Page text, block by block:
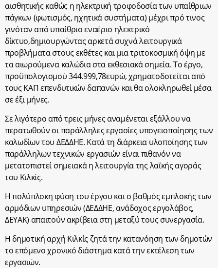
αισθητικής καθώς η ηλεκτρική τροφοδοσία των υπαίθριων
πάγκων (φωτισμός, ηχητικά συστήματα) μέχρι πρό τινος
γινόταν από υπαίθριο εναέριο ηλεκτρικό
δίκτυο,δημιουργώντας αρκετά συχνά λειτουργικά
προβλήματα στους εκθέτες και μια τριτοκοσμική όψη με
τα αιωρούμενα καλώδια στα εκθεσιακά σημεία. Το έργο,
προϋπολογισμού 344.999,78ευρώ, χρηματοδοτείται από
τους ΚΑΠ επενδυτικών δαπανών και θα ολοκληρωθεί μέσα
σε έξι μήνες.
Σε λιγότερο από τρεις μήνες αναμένεται εξάλλου να
περατωθούν οι παράλληλες εργασίες υπογειοποίησης των
καλωδίων του ΔΕΔΔΗΕ. Κατά τη διάρκεια υλοποίησης των
παράλληλων τεχνικών εργασιών είναι πιθανόν να
μετατοπιστεί σημειακά η λειτουργία της λαϊκής αγοράς
του Κιλκίς.
Η πολύπλοκη φύση του έργου και ο βαθμός εμπλοκής των
αρμόδιων υπηρεσιών (ΔΕΔΔΗΕ, ανάδοχος εργολάβος,
ΔΕΥΑΚ) απαιτούν ακρίβεια στη μεταξύ τους συνεργασία.
Η δημοτική αρχή Κιλκίς ζητά την κατανόηση των δημοτών
το επόμενο χρονικό διάστημα κατά την εκτέλεση των
εργασιών.